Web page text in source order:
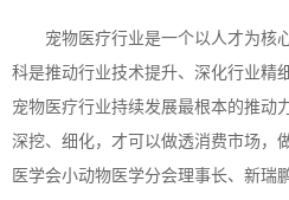
宠物医疗行业是一个以人才为核
科是推动行业技术提升、深化行业精
宠物医疗行业持续发展最根本的推动
深挖、细化，才可以做透消费市场，
医学会小动物医学分会理事长、新瑞